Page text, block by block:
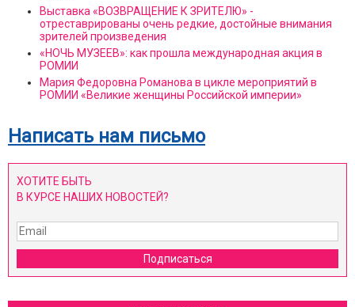
Выставка «ВОЗВРАЩЕНИЕ К ЗРИТЕЛЮ» -
отреставрированы очень редкие, достойные внимания
зрителей произведения
«НОЧЬ МУЗЕЕВ»: как прошла международная акция в
РОМИИ
Мария Федоровна Романова в цикле мероприятий в
РОМИИ «Великие женщины Российской империи»
Написать нам письмо
ХОТИТЕ БЫТЬ
В КУРСЕ НАШИХ НОВОСТЕЙ?
Подписаться